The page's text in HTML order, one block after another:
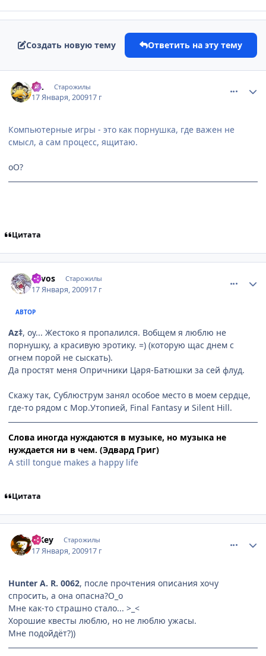
Создать новую тему Ответить на эту тему
Az. Старожилы
17 Января, 200917 г
Компьютерные игры - это как порнушка, где важен не
смысл, а сам процесс, ящитаю.
оО?
Цитата
Lavos Старожилы
17 Января, 200917 г
АВТОР
Az‡, оу... Жестоко я пропалился. Вобщем я люблю не
порнушку, а красивую эротику. =) (которую щас днем с
огнем порой не сыскать).
Да простят меня Опричники Царя-Батюшки за сей флуд.
Скажу так, Сублюструм занял особое место в моем сердце,
где-то рядом с Мор.Утопией, Final Fantasy и Silent Hill.
Слова иногда нуждаются в музыке, но музыка не
нуждается ни в чем. (Эдвард Григ)
A still tongue makes a happy life
Цитата
TiKey Старожилы
17 Января, 200917 г
Hunter A. R. 0062, после прочтения описания хочу
спросить, а она опасна?О_о
Мне как-то страшно стало... >_<
Хорошие квесты люблю, но не люблю ужасы.
Мне подойдёт?))